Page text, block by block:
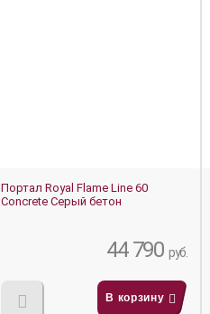
Портал Royal Flame Line 60
Concrete Серый бетон
44 790 руб.
В корзину